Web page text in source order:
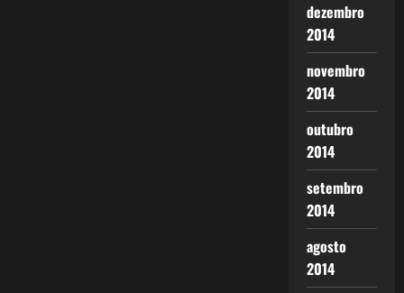
dezembro
2014
novembro
2014
outubro
2014
setembro
2014
agosto
2014